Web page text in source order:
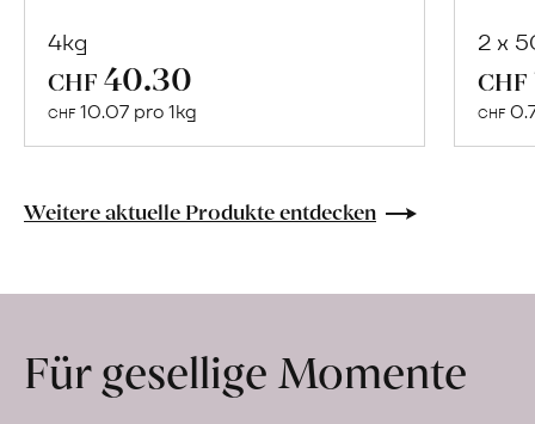
4kg
CHF 40.30
CHF 10.07 pro 1kg
Naturbelassene
Lebensmittel
Hof
erfahren
2 x
CHF
CHF
Weitere aktuelle Produkte entdecken
Für gesellige Momente